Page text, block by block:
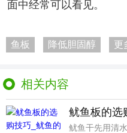
面中经常可以看见。
鱼板 降低胆固醇 更
相关内容
鱿鱼干先用清